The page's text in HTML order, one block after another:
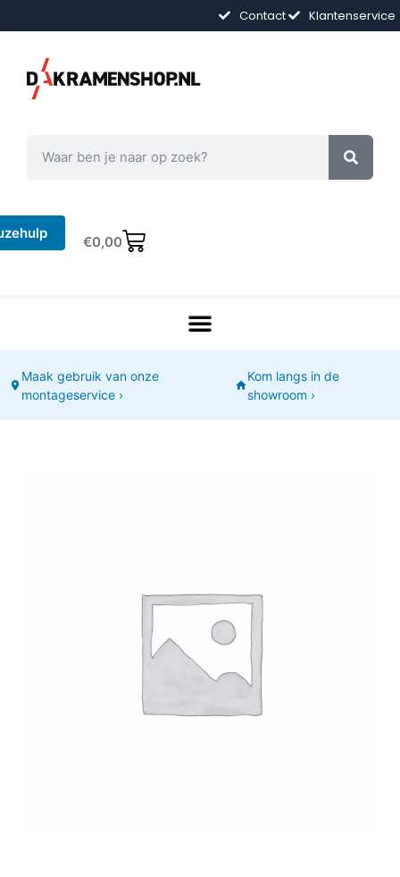
Contact Klantenservice
€0,00
Maak gebruik van onze
montageservice ›
Kom langs in de
showroom ›